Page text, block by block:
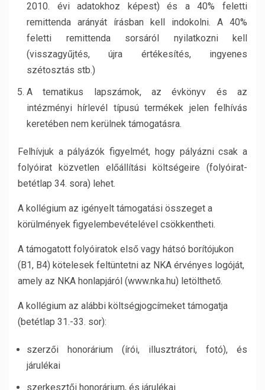
2010. évi adatokhoz képest) és a 40% feletti
remittenda arányát írásban kell indokolni. A 40%
feletti remittenda sorsáról nyilatkozni kell
(visszagyűjtés, újra értékesítés, ingyenes
szétosztás stb.)
A tematikus lapszámok, az évkönyv és az
intézményi hírlevél típusú termékek jelen felhívás
keretében nem kerülnek támogatásra.
Felhívjuk a pályázók figyelmét, hogy pályázni csak a
folyóirat közvetlen előállítási költségeire (folyóirat-
betétlap 34. sora) lehet.
A kollégium az igényelt támogatási összeget a
körülmények figyelembevételével csökkentheti.
A támogatott folyóiratok első vagy hátsó borítójukon
(B1, B4) kötelesek feltüntetni az NKA érvényes logóját,
amely az NKA honlapjáról (www.nka.hu) letölthető.
A kollégium az alábbi költségjogcímeket támogatja
(betétlap 31.-33. sor):
szerzői honorárium (írói, illusztrátori, fotó), és
járulékai
szerkesztői honorárium, és járulékai